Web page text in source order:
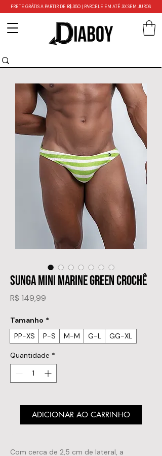
FRETE GRÁTIS A PARTIR DE R$ 350 | PARCELE EM ATÉ 3X SEM JUROS
SUNGA MINI MARINE GREEN CROCHÊ
R$ 149,99
Tamanho *
PP-XS
P-S M-M G-L GG-XL
Quantidade *
ADICIONAR AO CARRINHO
Com cerca de 2,5 cm de lateral, a